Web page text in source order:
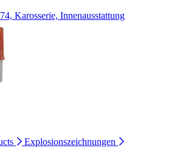
Karosserie, Innenausstattung
Explosionszeichnungen